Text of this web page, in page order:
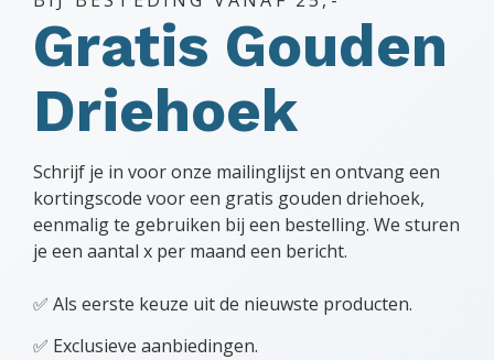
Gratis Gouden
Driehoek
Schrijf je in voor onze mailinglijst en ontvang een
kortingscode voor een gratis gouden driehoek,
eenmalig te gebruiken bij een bestelling. We sturen
je een aantal x per maand een bericht.
✅ Als eerste keuze uit de nieuwste producten.
✅ Exclusieve aanbiedingen.